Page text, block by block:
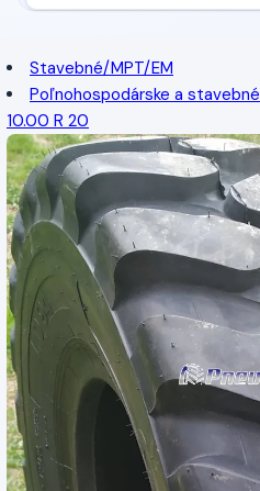
Stavebné/MPT/EM
Poľnohospodárske a stavebné
10.00 R 20